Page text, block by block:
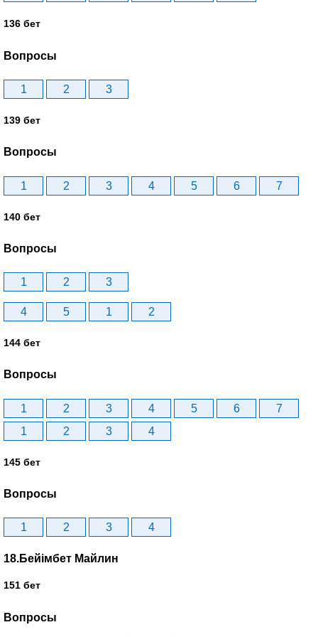
136 бет
Вопросы
1 2 3
139 бет
Вопросы
1 2 3 4 5 6 7
140 бет
Вопросы
1 2 3
4 5 1 2
144 бет
Вопросы
1 2 3 4 5 6
7
1
2 3 4
145 бет
Вопросы
1 2 3 4
18.Бейімбет Майлин
151 бет
Вопросы